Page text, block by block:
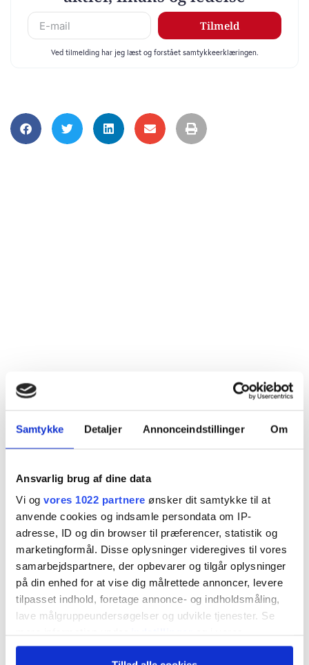
Samtykke Detaljer Annonceindstillinger Om
Ansvarlig brug af dine data
Vi og vores 1022 partnere ønsker dit samtykke til at
anvende cookies og indsamle persondata om IP-
adresse, ID og din browser til præferencer, statistik og
marketingformål. Disse oplysninger videregives til vores
samarbejdspartnere, der opbevarer og tilgår oplysninger
på din enhed for at vise dig målrettede annoncer, levere
tilpasset indhold, foretage annonce- og indholdsmåling,
lave målgruppeundersøgelser og udvikle tjenester. Se
persondatapolitik. Du kan altid trække dit samtykke
Relaterede nyheder